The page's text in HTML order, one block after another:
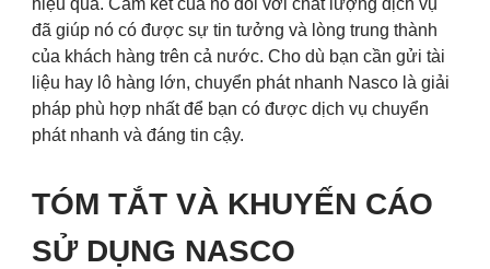
hiệu quả. Cam kết của nó đối với chất lượng dịch vụ
đã giúp nó có được sự tin tưởng và lòng trung thành
của khách hàng trên cả nước. Cho dù bạn cần gửi tài
liệu hay lô hàng lớn, chuyển phát nhanh Nasco là giải
pháp phù hợp nhất để bạn có được dịch vụ chuyển
phát nhanh và đáng tin cậy.
TÓM TẮT VÀ KHUYẾN CÁO
SỬ DỤNG NASCO